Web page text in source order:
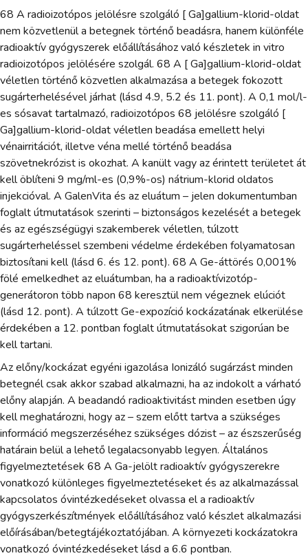
68 A radioizotópos jelölésre szolgáló [ Ga]gallium-klorid-oldat
nem közvetlenül a betegnek történő beadásra, hanem különféle
radioaktív gyógyszerek előállításához való készletek in vitro
radioizotópos jelölésére szolgál. 68 A [ Ga]gallium-klorid-oldat
véletlen történő közvetlen alkalmazása a betegek fokozott
sugárterhelésével járhat (lásd 4.9, 5.2 és 11. pont). A 0,1 mol/l-
es sósavat tartalmazó, radioizotópos 68 jelölésre szolgáló [
Ga]gallium-klorid-oldat véletlen beadása emellett helyi
vénairritációt, illetve véna mellé történő beadása
szövetnekrózist is okozhat. A kanült vagy az érintett területet át
kell öblíteni 9 mg/ml-es (0,9%-os) nátrium-klorid oldatos
injekcióval. A GalenVita és az eluátum – jelen dokumentumban
foglalt útmutatások szerinti – biztonságos kezelését a betegek
és az egészségügyi szakemberek véletlen, túlzott
sugárterheléssel szembeni védelme érdekében folyamatosan
biztosítani kell (lásd 6. és 12. pont). 68 A Ge-áttörés 0,001%
fölé emelkedhet az eluátumban, ha a radioaktívizotóp-
generátoron több napon 68 keresztül nem végeznek elúciót
(lásd 12. pont). A túlzott Ge-expozíció kockázatának elkerülése
érdekében a 12. pontban foglalt útmutatásokat szigorúan be
kell tartani.
Az előny/kockázat egyéni igazolása Ionizáló sugárzást minden
betegnél csak akkor szabad alkalmazni, ha az indokolt a várható
előny alapján. A beadandó radioaktivitást minden esetben úgy
kell meghatározni, hogy az – szem előtt tartva a szükséges
információ megszerzéséhez szükséges dózist – az észszerűség
határain belül a lehető legalacsonyabb legyen. Általános
figyelmeztetések 68 A Ga-jelölt radioaktív gyógyszerekre
vonatkozó különleges figyelmeztetéseket és az alkalmazással
kapcsolatos óvintézkedéseket olvassa el a radioaktív
gyógyszerkészítmények előállításához való készlet alkalmazási
előírásában/betegtájékoztatójában. A környezeti kockázatokra
vonatkozó óvintézkedéseket lásd a 6.6 pontban.